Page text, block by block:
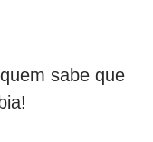
sabe que